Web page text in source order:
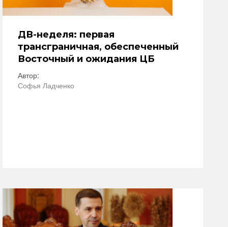
ДВ-неделя: первая
трансграничная, обеспеченный
Восточный и ожидания ЦБ
Автор:
Софья Ладченко